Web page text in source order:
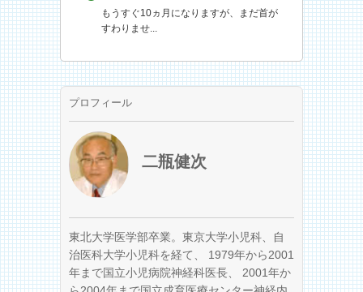
もうすぐ10ヵ月になりますが、まだ首が
すわりませ...
プロフィール
二瓶健次
東北大学医学部卒業。東京大学小児科、自
治医科大学小児科を経て、 1979年から2001
年まで国立小児病院神経科医長、 2001年か